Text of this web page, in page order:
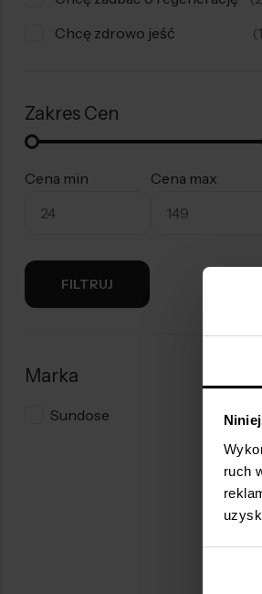
ruch
Chcę zdrowo jeść
Zakres Cen
Cena min Cena max
FILTRUJ
Marka
Sundose